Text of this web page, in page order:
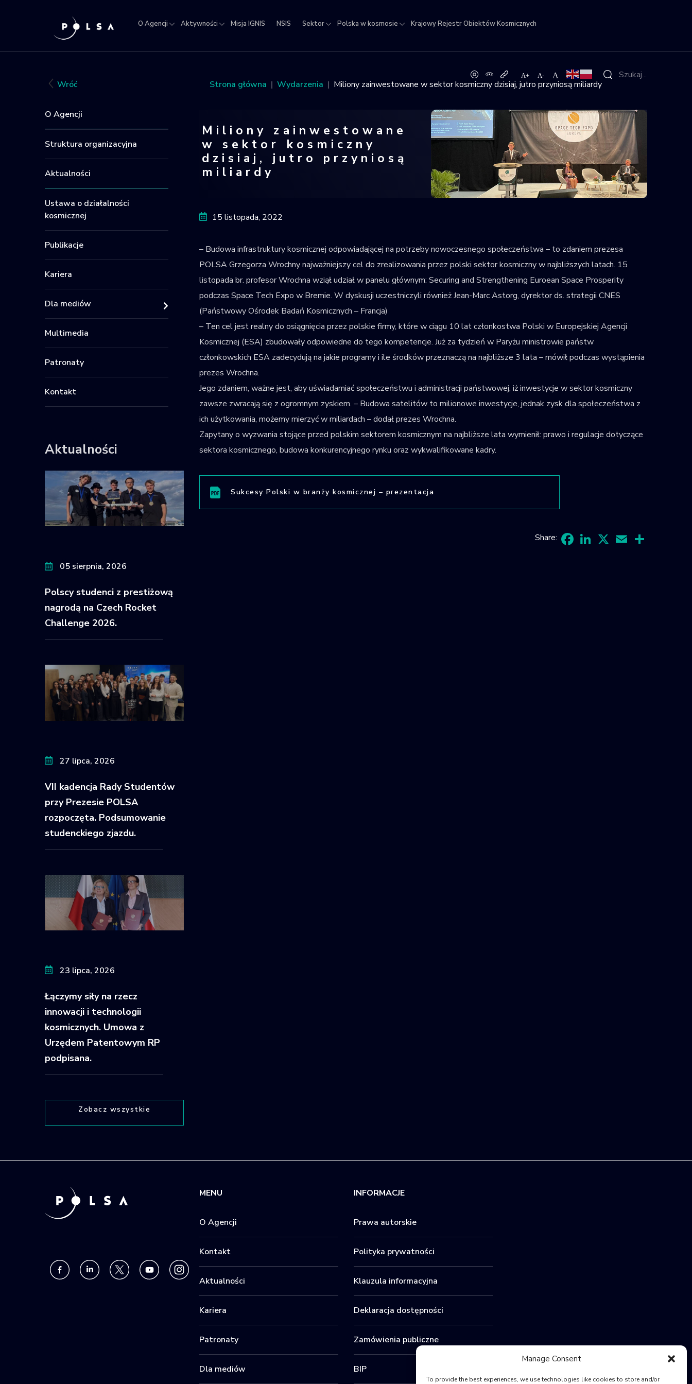
Manage Consent
To provide the best experiences, we use technologies like cookies to store and/or
O Agencji Aktywności Misja IGNIS NSIS Sektor Polska w kosmosie Krajowy Rejestr Obiektów Kosmicznych
Kosmicznych
Wróć
O Agencji
Struktura organizacyjna
Aktualności
Ustawa o działalności
kosmicznej
Publikacje
Kariera
Dla mediów
Multimedia
Patronaty
Kontakt
Aktualności
05 sierpnia, 2026
Polscy studenci z prestiżową
nagrodą na Czech Rocket
Challenge 2026.
27 lipca, 2026
VII kadencja Rady Studentów
przy Prezesie POLSA
rozpoczęta. Podsumowanie
studenckiego zjazdu.
23 lipca, 2026
Łączymy siły na rzecz
innowacji i technologii
kosmicznych. Umowa z
Urzędem Patentowym RP
podpisana.
Zobacz wszystkie
Strona główna Wydarzenia Miliony zainwestowane w sektor kosmiczny dzisiaj, jutro przyniosą miliardy
Miliony zainwestowane
w sektor kosmiczny
dzisiaj, jutro przyniosą
miliardy
15 listopada, 2022
– Budowa infrastruktury kosmicznej odpowiadającej na potrzeby nowoczesnego społeczeństwa – to zdaniem prezesa
POLSA Grzegorza Wrochny najważniejszy cel do zrealizowania przez polski sektor kosmiczny w najbliższych latach. 15
listopada br. profesor Wrochna wziął udział w panelu głównym: Securing and Strengthening Euroean Space Prosperity
podczas Space Tech Expo w Bremie. W dyskusji uczestniczyli również Jean-Marc Astorg, dyrektor ds. strategii CNES
(Państwowy Ośrodek Badań Kosmicznych – Francja)
– Ten cel jest realny do osiągnięcia przez polskie firmy, które w ciągu 10 lat członkostwa Polski w Europejskiej Agencji
Kosmicznej (ESA) zbudowały odpowiedne do tego kompetencje. Już za tydzień w Paryżu ministrowie państw
członkowskich ESA zadecydują na jakie programy i ile środków przeznaczą na najbliższe 3 lata – mówił podczas wystąpienia
prezes Wrochna.
Jego zdaniem, ważne jest, aby uświadamiać społeczeństwu i administracji państwowej, iż inwestycje w sektor kosmiczny
zawsze zwracają się z ogromnym zyskiem. – Budowa satelitów to milionowe inwestycje, jednak zysk dla społeczeństwa z
ich użytkowania, możemy mierzyć w miliardach – dodał prezes Wrochna.
Zapytany o wyzwania stojące przed polskim sektorem kosmicznym na najbliższe lata wymienił: prawo i regulacje dotyczące
sektora kosmicznego, budowa konkurencyjnego rynku oraz wykwalifikowane kadry.
Sukcesy Polski w branży kosmicznej – prezentacja
Share:
MENU
O Agencji
Kontakt
Aktualności
Kariera
Patronaty
Dla mediów
INFORMACJE
Prawa autorskie
Polityka prywatności
Klauzula informacyjna
Deklaracja dostępności
Zamówienia publiczne
BIP